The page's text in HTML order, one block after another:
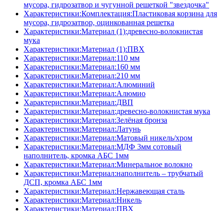
мусора, гидрозатвор и чугунной решеткой "звездочка"
Характеристики:Комплектация:Пластиковая корзина для
мусора, гидрозатвор, оцинкованная решетка
Характеристики:Материал (1):древесно-волокнистая
мука
Характеристики:Материал (1):ПВХ
Характеристики:Материал:110 мм
Характеристики:Материал:160 мм
Характеристики:Материал:210 мм
Характеристики:Материал:Алюминий
Характеристики:Материал:Алюмио
Характеристики:Материал:ДВП
Характеристики:Материал:древесно-волокнистая мука
Характеристики:Материал:Зелёная бронза
Характеристики:Материал:Латунь
Характеристики:Материал:Матовый никель/хром
Характеристики:Материал:МДФ 3мм сотовый
наполнитель, кромка AБC 1мм
Характеристики:Материал:Минеральное волокно
Характеристики:Материал:наполнитель – трубчатый
ДСП, кромка AБC 1мм
Характеристики:Материал:Нержавеющая сталь
Характеристики:Материал:Никель
Характеристики:Материал:ПВХ